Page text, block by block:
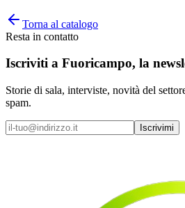
Torna al catalogo
Resta in contatto
Iscriviti a Fuoricampo, la
Storie di sala, interviste, novità del
spam.
Iscrivimi